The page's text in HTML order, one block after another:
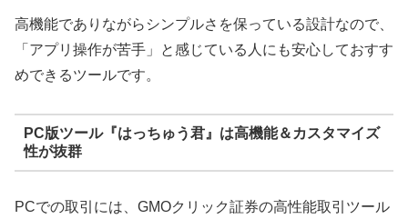
高機能でありながらシンプルさを保っている設計なので、
「アプリ操作が苦手」と感じている人にも安心しておすす
めできるツールです。
PC版ツール『はっちゅう君』は高機能＆カスタマイズ
性が抜群
PCでの取引には、GMOクリック証券の高性能取引ツール